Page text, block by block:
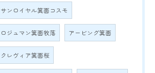
サンロイヤル箕面コスモ
ロジュマン箕面牧落 アービング箕面
クレヴィア箕面桜